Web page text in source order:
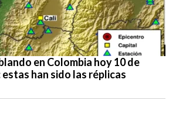
en Colombia hoy 10 de
han sido las réplicas